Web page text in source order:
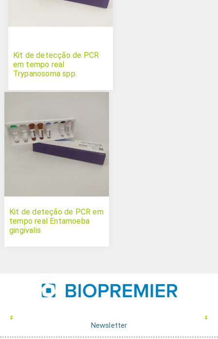
Kit de detecção de PCR
em tempo real
Trypanosoma spp.
Kit de deteção de PCR em
tempo real Entamoeba
gingivalis
Newsletter